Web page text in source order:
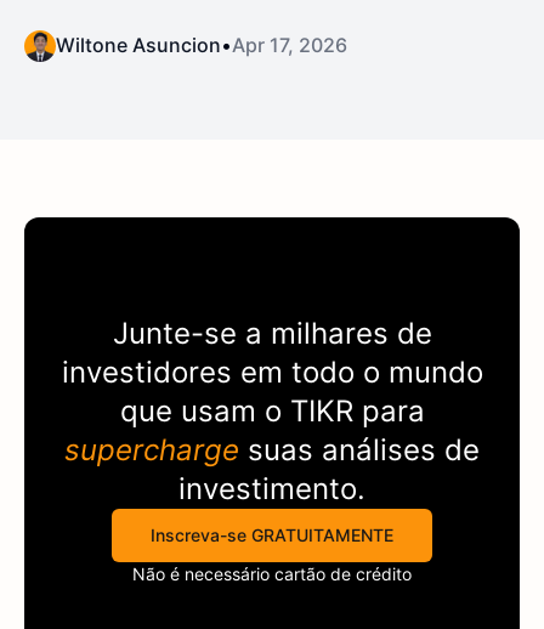
Wiltone Asuncion•Apr 17, 2026
Junte-se a milhares de
investidores em todo o mundo
que usam o TIKRpara
supercharge suas análises de
investimento.
Inscreva-se GRATUITAMENTE
Não é necessário cartão de crédito